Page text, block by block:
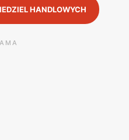
HANDLOWYCH